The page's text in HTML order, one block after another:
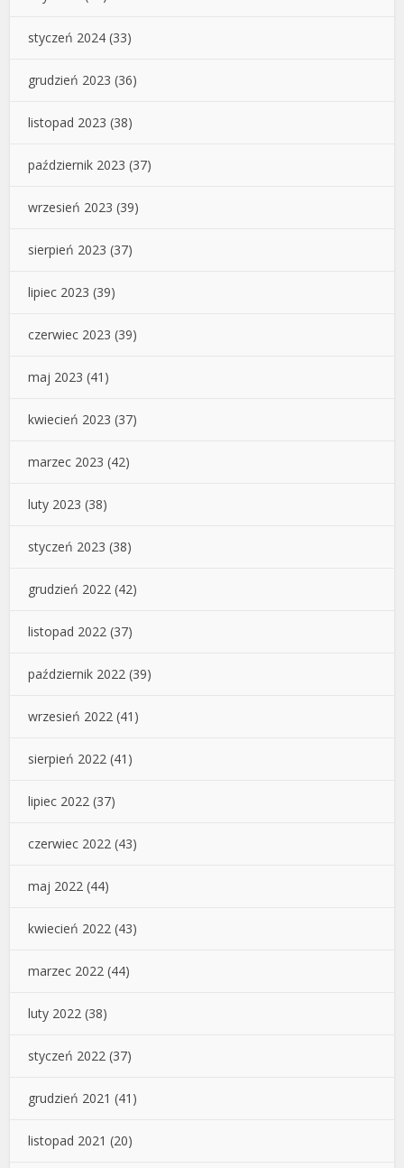
styczeń 2024 (33)
grudzień 2023 (36)
listopad 2023 (38)
październik 2023 (37)
wrzesień 2023 (39)
sierpień 2023 (37)
lipiec 2023 (39)
czerwiec 2023 (39)
maj 2023 (41)
kwiecień 2023 (37)
marzec 2023 (42)
luty 2023 (38)
styczeń 2023 (38)
grudzień 2022 (42)
listopad 2022 (37)
październik 2022 (39)
wrzesień 2022 (41)
sierpień 2022 (41)
lipiec 2022 (37)
czerwiec 2022 (43)
maj 2022 (44)
kwiecień 2022 (43)
marzec 2022 (44)
luty 2022 (38)
styczeń 2022 (37)
grudzień 2021 (41)
listopad 2021 (20)